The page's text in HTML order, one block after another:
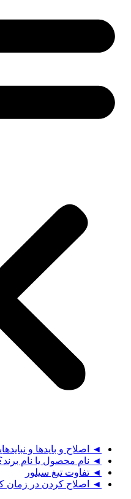
◄ اصلاح و بایدها و
◄ نام محصول یا نام
◄ تفاوت تیغ سیلور
◄ اصلاح کردن در زمان